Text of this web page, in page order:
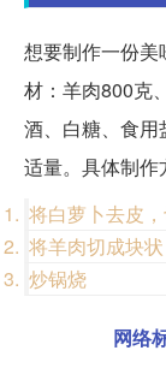
想要制作一份
材：羊肉800克
酒、白糖、食
适量。具体制作
将白萝卜去皮
将羊肉切成块
炒锅烧
网络